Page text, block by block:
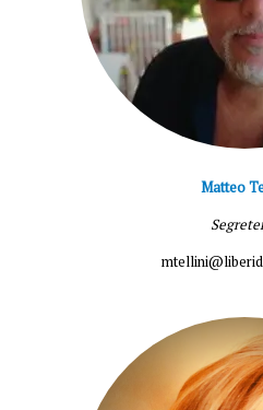
Matteo